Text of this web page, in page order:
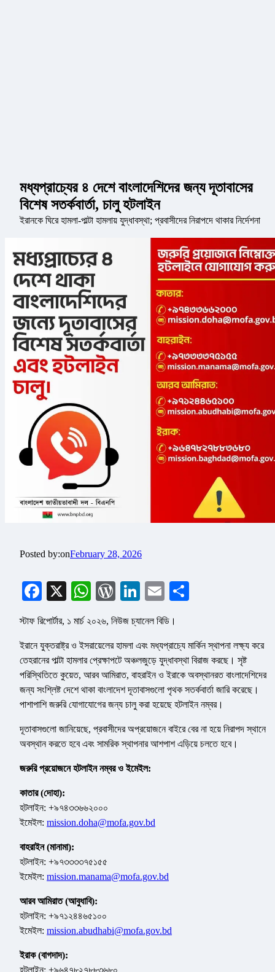
মধ্যপ্রাচ্যের ৪ দেশে বাংলাদেশিদের জন্য দূতাবাসের
বিশেষ সতর্কবার্তা, চালু হটলাইন
ইরানকে ঘিরে হামলা-পাল্টা হামলায় যুদ্ধাবস্থা; প্রবাসীদের নিরাপদে থাকার নির্দেশনা
Posted by:onFebruary 28, 2026
Facebook
X WhatsApp
WordPress
LinkedIn
Email
স্টাফ রিপোর্টার, ১ মার্চ ২০২৬, নিউজ চ্যানেল বিডি।
ইরানে যুক্তরাষ্ট্র ও ইসরায়েলের হামলা এবং মধ্যপ্রাচ্যে মার্কিন স্থাপনা লক্ষ্য করে
তেহরানের পাল্টা হামলার প্রেক্ষাপটে অঞ্চলজুড়ে যুদ্ধাবস্থা বিরাজ করছে। সৃষ্ট
পরিস্থিতিতে কুয়েত, আরব আমিরাত, বাহরাইন ও ইরাকে অবস্থানরত বাংলাদেশিদের
জন্য সংশ্লিষ্ট দেশে থাকা বাংলাদেশ দূতাবাসগুলো পৃথক সতর্কবার্তা জারি করেছে।
পাশাপাশি জরুরি যোগাযোগের জন্য চালু করা হয়েছে হটলাইন নম্বর।
দূতাবাসগুলো জানিয়েছে, প্রবাসীদের অপ্রয়োজনে বাইরে বের না হয়ে নিরাপদ স্থানে
অবস্থান করতে হবে এবং সামরিক স্থাপনার আশপাশ এড়িয়ে চলতে হবে।
জরুরি প্রয়োজনে হটলাইন নম্বর ও ইমেইল:
কাতার (দোহা):
হটলাইন: +৯৭৪৩৩৬৬২০০০
ইমেইল: mission.doha@mofa.gov.bd
বাহরাইন (মানামা):
হটলাইন: +৯৭৩৩৩৩৭৫১৫৫
ইমেইল: mission.manama@mofa.gov.bd
আরব আমিরাত (আবুধাবি):
হটলাইন: +৯৭১২৪৪৬৫১০০
ইমেইল: mission.abudhabi@mofa.gov.bd
ইরাক (বাগদাদ):